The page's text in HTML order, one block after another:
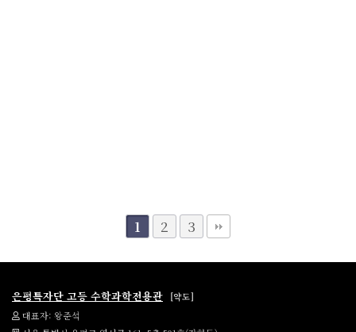
1 2 3
은평특자단 고등 수학과학전용관
[약도]
대표자: 왕준석